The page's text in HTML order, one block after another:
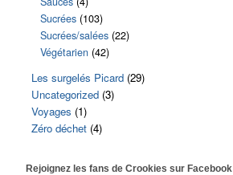
Sucrées (103)
Sucrées/salées (22)
Végétarien (42)
Les surgelés Picard (29)
Uncategorized (3)
Voyages (1)
Zéro déchet (4)
Rejoignez les fans de Crookies sur Facebook